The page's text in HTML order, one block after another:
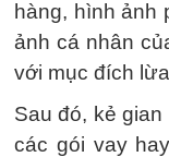
hàng, hình ảnh
ảnh cá nhân
với mục đích
Sau đó, kẻ
các gói vay